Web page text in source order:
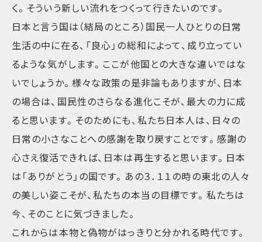
く。そういう新しい流れをつくって行きたいのです。
日本と言う国は（結局のところ）国民一人ひとりの日常
生活の中に在る、「良心」の総和によって、成り立ってい
るような気がします。ここが他国との大きな違いではな
いでしょうか。様々な政策の是非論もありますが、日本
の場合は、国民性のさらなる進化こそが、最大の力に成
ると思います。そのためにも、私たち日本人は、日々の
日常の小さなことへの感謝を取り戻すことです。感謝の
心さえ復活できれば、日本は再生すると思います。日本
は「ありがとう」の国です。あの３．１１の時の東北の人々
の美しい姿こそが、私たちの本当の目標です。私たちは
今、そのことに気づきました。
これからは本物と偽物がはっきりと分かれる時代です。